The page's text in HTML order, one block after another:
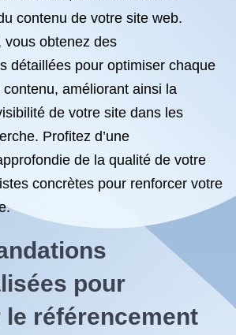
contenu de votre site web.
vous obtenez des
détaillées pour optimiser chaque
améliorant ainsi la
de votre site dans les
Profitez d’une
de la qualité de votre
concrètes pour renforcer votre
pour
le référencement